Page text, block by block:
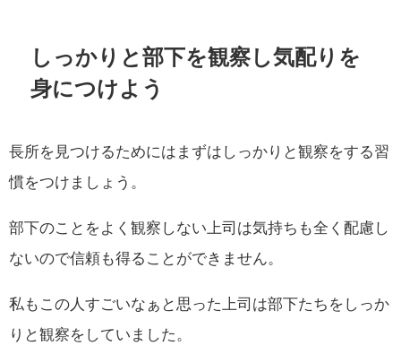
しっかりと部下を観察し気配りを
身につけよう
長所を見つけるためにはまずはしっかりと観察をする習
慣をつけましょう。
部下のことをよく観察しない上司は気持ちも全く配慮し
ないので信頼も得ることができません。
私もこの人すごいなぁと思った上司は部下たちをしっか
りと観察をしていました。